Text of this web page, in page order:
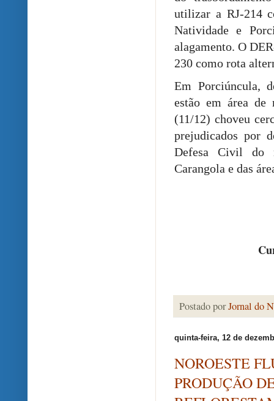
utilizar a RJ-214
Natividade e
alagamento. O
230 como rota
Em Porciúncula,
estão em área de
(11/12) choveu
prejudicados por
Defesa Civil do
Carangola e das
Postado porJornal do
quinta-feira, 12 de
NOROESTE
PRODUÇÃO